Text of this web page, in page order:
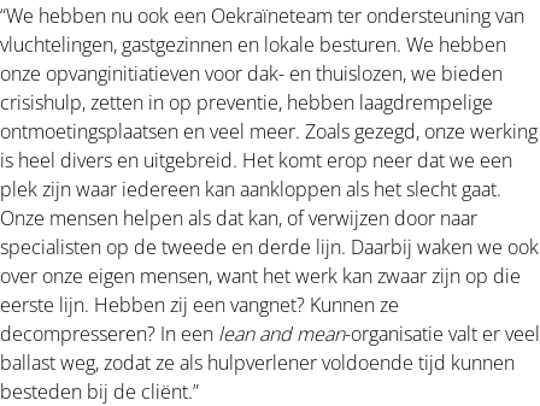
“We hebben nu ook een Oekraïneteam ter ondersteuning van
vluchtelingen, gastgezinnen en lokale besturen. We hebben
onze opvanginitiatieven voor dak- en thuislozen, we bieden
crisishulp, zetten in op preventie, hebben laagdrempelige
ontmoetingsplaatsen en veel meer. Zoals gezegd, onze werking
is heel divers en uitgebreid. Het komt erop neer dat we een
plek zijn waar iedereen kan aankloppen als het slecht gaat.
Onze mensen helpen als dat kan, of verwijzen door naar
specialisten op de tweede en derde lijn. Daarbij waken we ook
over onze eigen mensen, want het werk kan zwaar zijn op die
eerste lijn. Hebben zij een vangnet? Kunnen ze
decompresseren? In een lean and mean-organisatie valt er veel
ballast weg, zodat ze als hulpverlener voldoende tijd kunnen
besteden bij de cliënt.”